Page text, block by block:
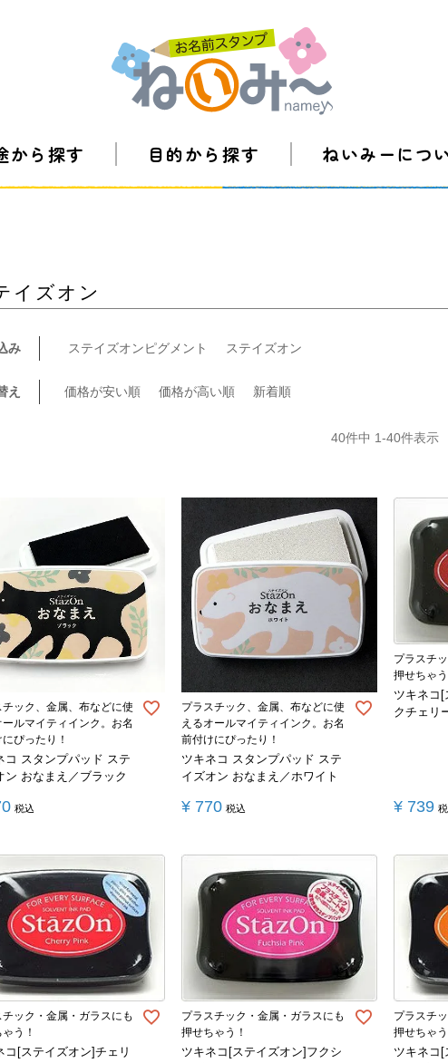
から探す 目的から探す ねいみーにつ
イズオン
み ステイズオンピグメント ステイズオン
え 価格が安い順 価格が高い順 新着順
40件中 1-40件表示
チック、金属、布などに使
ールマイティインク。お名
ぴったり！
コ スタンプパッド ステ
ン おなまえ／ブラック
税込
プラスチック、金属、布などに使
えるオールマイティインク。お名
前付けにぴったり！
ツキネコ スタンプパッド ステ
イズオン おなまえ／ホワイト
¥ 770 税込
プラスチ
押せちゃう
ツキネコ[
クチェリ
¥ 739
チック・金属・ガラスにも
う！
コ[ステイズオン]チェリ
プラスチック・金属・ガラスにも
押せちゃう！
ツキネコ[ステイズオン]フクシ
プラスチ
押せちゃう
ツキネコ[